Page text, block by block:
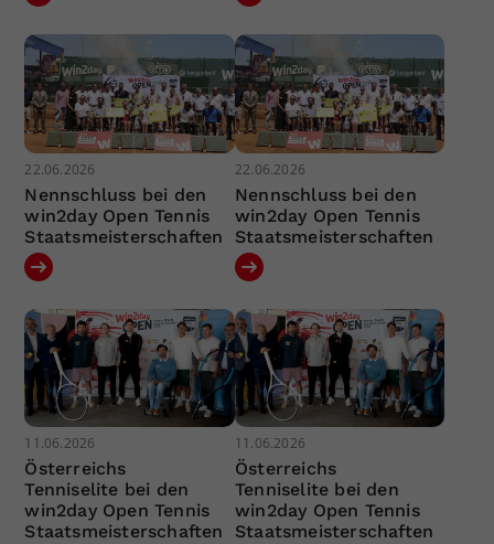
22.06.2026
Nennschluss bei den
win2day Open Tennis
Staatsmeisterschaften
22.06.2026
Nennschluss bei den
win2day Open Tennis
Staatsmeisterschaften
11.06.2026
Österreichs
Tenniselite bei den
win2day Open Tennis
Staatsmeisterschaften
11.06.2026
Österreichs
Tenniselite bei den
win2day Open Tennis
Staatsmeisterschaften